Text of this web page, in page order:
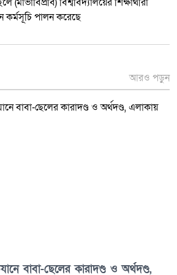
কর্মসূচি পালন করেছে
আরও পড়ুন
বাবা-ছেলের কারাদণ্ড ও অর্থদণ্ড,